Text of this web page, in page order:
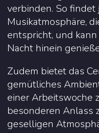
verbinden. So findet
Musikatmosphäre,
entspricht, und
Nacht hinein
Zudem bietet das
gemütliches
einer Arbeitswoche
besonderen Anlass
geselligen